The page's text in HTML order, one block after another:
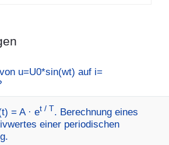
u=U0*sin(wt) auf i=
= A · et / T. Berechnung eines
einer periodischen